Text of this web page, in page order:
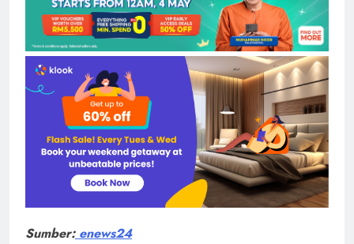
Sumber:enews24